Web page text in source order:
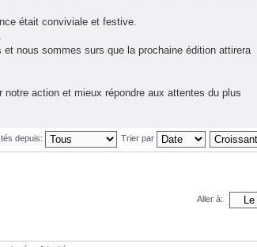
était conviviale et festive.
nous sommes surs que la prochaine édition attirera
action et mieux répondre aux attentes du plus
depuis: Trier par
Aller à: